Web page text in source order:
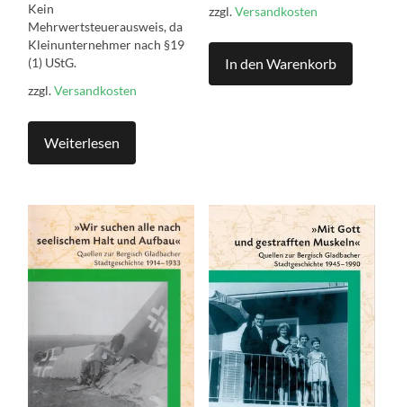
Kein
Mehrwertsteuerausweis, da
Kleinunternehmer nach §19
(1) UStG.
zzgl.Versandkosten
Weiterlesen
zzgl.Versandkosten
In den Warenkorb